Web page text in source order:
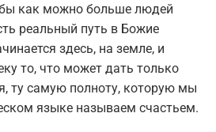
как можно больше людей
реальный путь в Божие
здесь, на земле, и
то, что может дать только
ту самую полноту, которую мы
языке называем счастьем.